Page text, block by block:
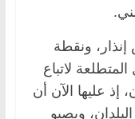
ونقطة
لاتباع
إذ عليها الآن أن
ويصبو